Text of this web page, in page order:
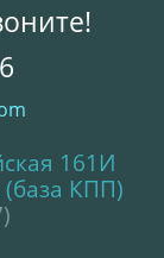
161И
(база КПП)